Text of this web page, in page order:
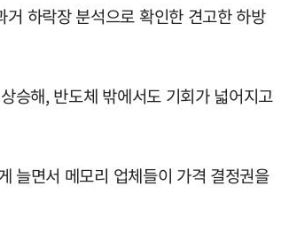
하락장 분석으로 확인한 견고한 하방
승해, 반도체 밖에서도 기회가 넓어지고
늘면서 메모리 업체들이 가격 결정권을